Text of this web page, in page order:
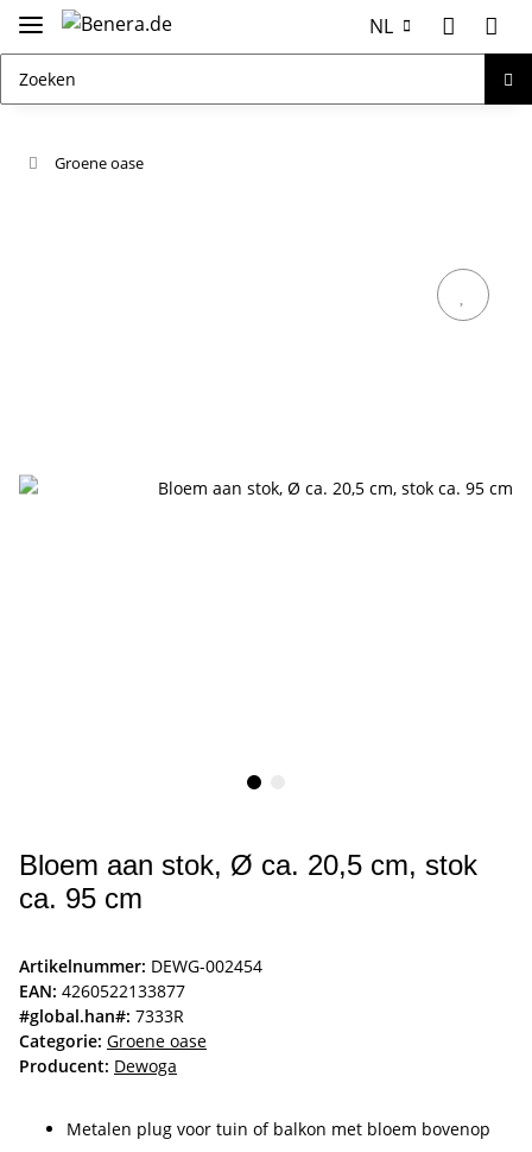
NL
Groene oase
Bloem aan stok, Ø ca. 20,5 cm, stok
ca. 95 cm
Artikelnummer: DEWG-002454
EAN: 4260522133877
#global.han#: 7333R
Categorie: Groene oase
Producent: Dewoga
Metalen plug voor tuin of balkon met bloem bovenop